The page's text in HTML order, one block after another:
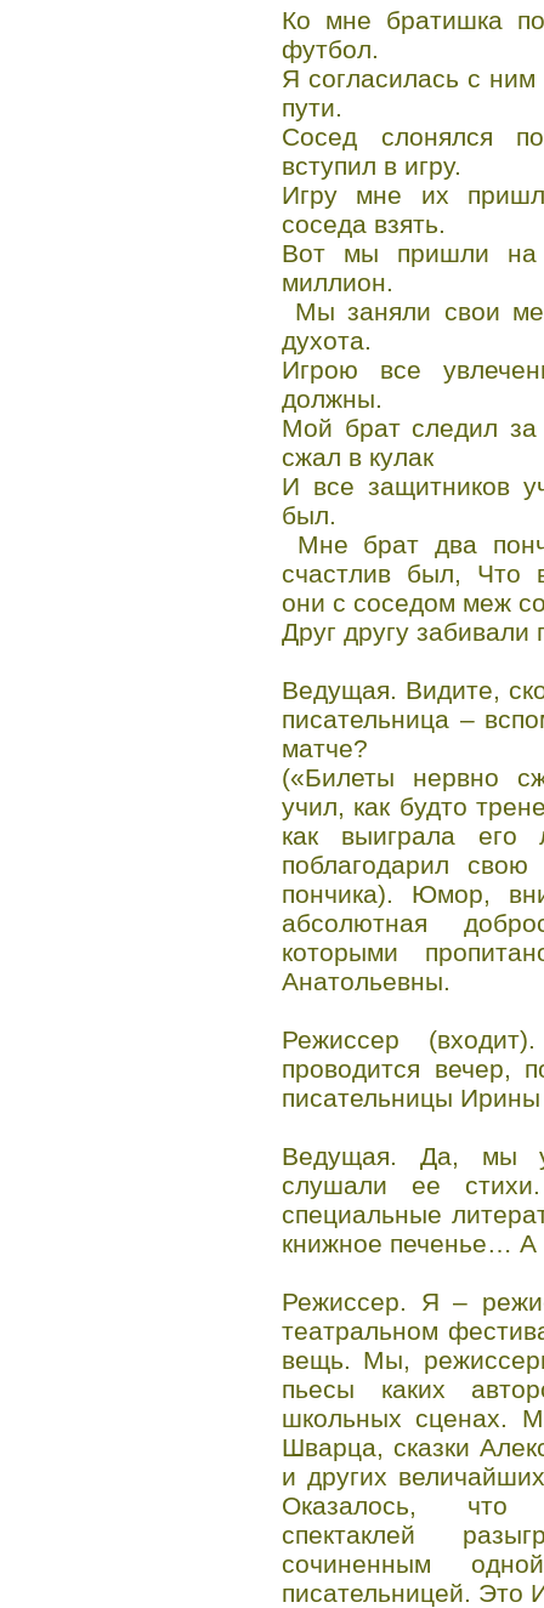
Ко мне братишка
футбол.
Я согласилась с
пути.
Сосед слонялся
вступил в игру.
Игру мне их
соседа взять.
Вот мы пришли на
миллион.
Мы заняли свои
духота.
Игрою все
должны.
Мой брат следил
сжал в кулак
И все защитников
был.
Мне брат два
счастлив был, Что
они с соседом меж
Друг другу
Ведущая. Видите,
писательница –
матче?
(«Билеты нервно
учил, как будто
как выиграла его
поблагодарил
пончика). Юмор,
абсолютная
которыми
Анатольевны.
Режиссер
проводится вечер,
писательницы Ирины
Ведущая. Да, мы
слушали ее
специальные
книжное печенье… А
Режиссер. Я –
театральном
вещь. Мы,
пьесы каких
школьных сценах.
Шварца, сказки
и других
Оказалось, что
спектаклей
сочиненным
писательницей. Это